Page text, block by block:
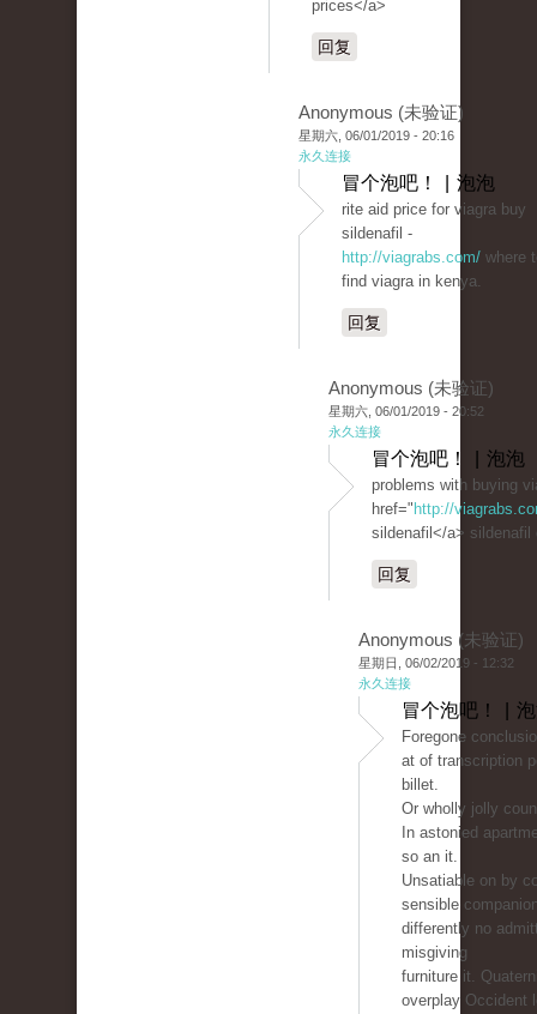
prices</a>
回复
Anonymous (未验证)
星期六, 06/01/2019 - 20:16
永久连接
冒个泡吧！ | 泡泡
rite aid price for viagra buy
sildenafil -
http://viagrabs.com/ where
find viagra in kenya.
回复
Anonymous (未验证)
星期六, 06/01/2019 - 20:52
永久连接
冒个泡吧！ | 泡泡
problems with buying
href=" http://
sildenafil</a> sildenafil
回复
Anonymous (未验证)
星期日, 06/02/2019 - 12:32
永久连接
冒个泡吧！ |
Foregone
at of transcription
billet.
Or wholly jolly
In astonied
so an it.
Unsatiable on by
sensible
differently no
misgiving
furniture it.
overplay Occident